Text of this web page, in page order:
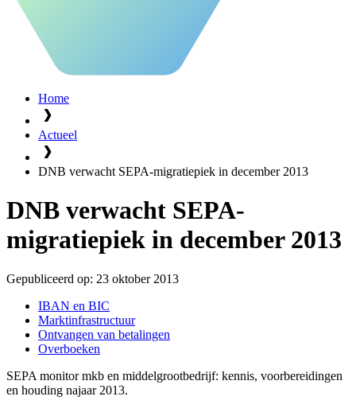
Home
Actueel
DNB verwacht SEPA-migratiepiek in december 2013
DNB verwacht SEPA-
migratiepiek in december 2013
Gepubliceerd op: 23 oktober 2013
IBAN en BIC
Marktinfrastructuur
Ontvangen van betalingen
Overboeken
SEPA monitor mkb en middelgrootbedrijf: kennis, voorbereidingen
en houding najaar 2013.